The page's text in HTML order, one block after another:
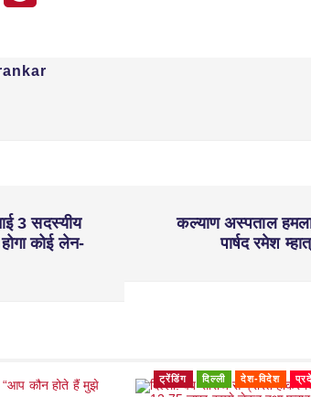
3 सदस्यीय
कोई लेन-
कल्याण अस्पताल
पार्षद रमेश
ट्रेंडिंग दिल्ली देश-विदेश